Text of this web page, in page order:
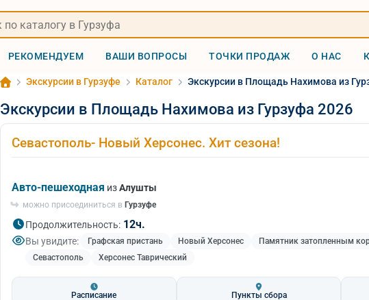
РЕКОМЕНДУЕМ ВАШИ ВОПРОСЫ ТОЧКИ ПРОДАЖ О НАС
Экскурсии в Гурзуфе Каталог Экскурсии в Площадь Нахимова из
Экскурсии в Площадь Нахимова из Гурзуфа 2026
Севастополь- Новый Херсонес. Хит сезона!
Авто-пешеходная изАлушты
можно присоединиться в Гурзуфе
Продолжительность: 12ч.
Вы увидите: Графская пристань Новый Херсонес Памятник затопленным
Севастополь
Херсонес Таврический
Расписание Пункты сбора